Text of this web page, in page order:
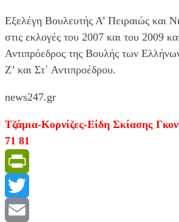
Εξελέγη Βουλευτής Α’ Πειραιώς
στις εκλογές του 2007 και του 2009
Αντιπρόεδρος της Βουλής των
Ζ’ και Στ΄ Αντιπροέδρου.
news247.gr
Τζάμια-Κορνίζες-Είδη Σκίασης
71 81
PrintFriendly
Twitter